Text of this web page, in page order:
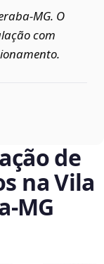
O
com
de
na Vila